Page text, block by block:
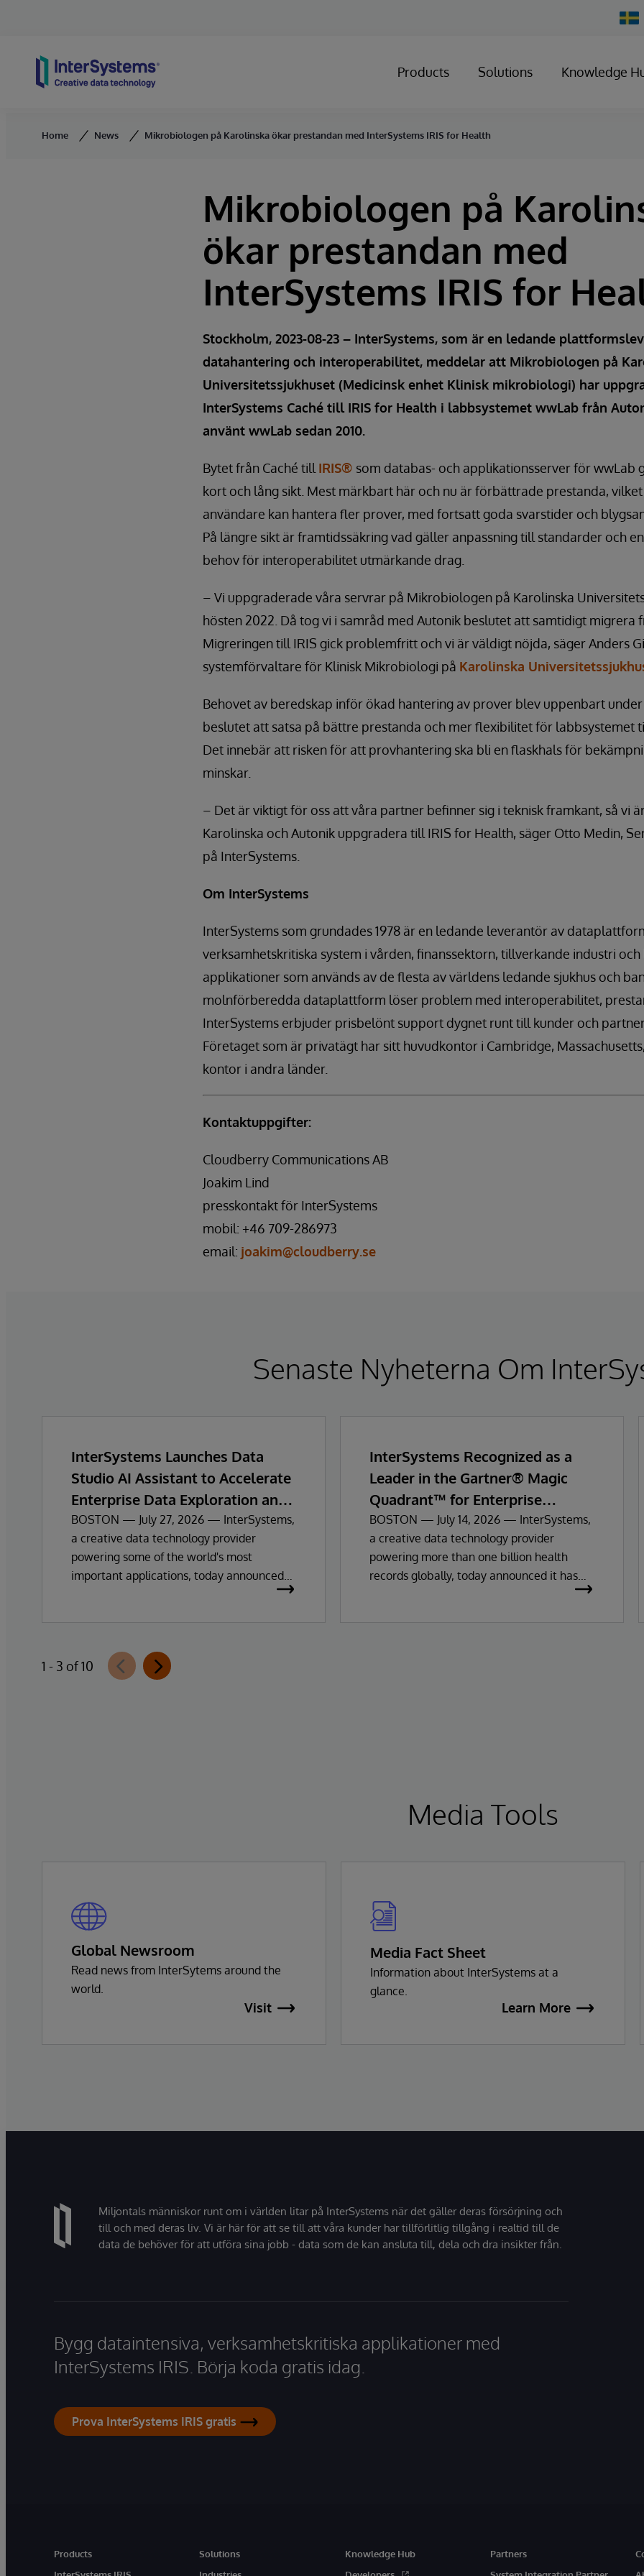
Products Solutions Knowledge
Home News Mikrobiologen på Karolinska ökar prestandan med InterSystems IRIS for Health
Mikrobiologen på
ökar prestandan med
InterSystems IRIS for
Stockholm, 2023-08-23 – InterSystems, som är en ledande
datahantering och interoperabilitet, meddelar att Mikrobiologen på
Universitetssjukhuset (Medicinsk enhet Klinisk mikrobiologi) har
InterSystems Caché till IRIS for Health i labbsystemet wwLab från
använt wwLab sedan 2010.
Bytet från Caché till IRIS® som databas- och applikationsserver för wwLab
kort och lång sikt. Mest märkbart här och nu är förbättrade prestanda,
användare kan hantera fler prover, med fortsatt goda svarstider och
På längre sikt är framtidssäkring vad gäller anpassning till standarder och
behov för interoperabilitet utmärkande drag.
– Vi uppgraderade våra servrar på Mikrobiologen på Karolinska
hösten 2022. Då tog vi i samråd med Autonik beslutet att samtidigt migrera
Migreringen till IRIS gick problemfritt och vi är väldigt nöjda, säger Anders
systemförvaltare för Klinisk Mikrobiologi på Karolinska
Behovet av beredskap inför ökad hantering av prover blev uppenbart
beslutet att satsa på bättre prestanda och mer flexibilitet för labbsystemet
Det innebär att risken för att provhantering ska bli en flaskhals för
minskar.
– Det är viktigt för oss att våra partner befinner sig i teknisk framkant, så vi
Karolinska och Autonik uppgradera till IRIS for Health, säger Otto Medin,
på InterSystems.
Om InterSystems
InterSystems som grundades 1978 är en ledande leverantör av
verksamhetskritiska system i vården, finanssektorn, tillverkande industri och
applikationer som används av de flesta av världens ledande sjukhus och
molnförberedda dataplattform löser problem med interoperabilitet,
InterSystems erbjuder prisbelönt support dygnet runt till kunder och
Företaget som är privatägt har sitt huvudkontor i Cambridge,
kontor i andra länder.
Kontaktuppgifter:
Cloudberry Communications AB
Joakim Lind
presskontakt för InterSystems
mobil: +46 709-286973
email: joakim@cloudberry.se
Senaste Nyheterna Om
InterSystems Launches Data
Studio AI Assistant to Accelerate
Enterprise Data Exploration and
Insights
BOSTON — July 27, 2026 — InterSystems,
a creative data technology provider
powering some of the world's most
important applications, today announced
InterSystems Data Studio that helps
organizations more easily understand,
InterSystems Recognized as a
Leader in the Gartner® Magic
Quadrant™ for Enterprise
Electronic Health Records
BOSTON — July 14, 2026 — InterSystems,
a creative data technology provider
powering more than one billion health
records globally, today announced it has
been recognized as a Leader in the 2026
1 - 3 of 10
Media Tools
Global Newsroom
Read news from InterSytems around the
world.
Visit
Media Fact Sheet
Information about InterSystems at a
glance.
Learn More
Miljontals människor runt om i världen litar på InterSystems när det gäller deras försörjning och
till och med deras liv. Vi är här för att se till att våra kunder har tillförlitlig tillgång i realtid till de
data de behöver för att utföra sina jobb - data som de kan ansluta till, dela och dra insikter från.
Bygg dataintensiva, verksamhetskritiska applikationer med
InterSystems IRIS. Börja koda gratis idag.
Prova InterSystems IRIS gratis
Products
Solutions
Knowledge Hub
Partners